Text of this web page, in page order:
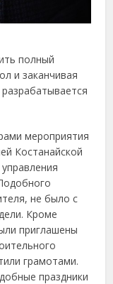
полный
и заканчивая
мероприятия
Костанайской
не было с
Кроме
приглашены
грамотами.
праздники